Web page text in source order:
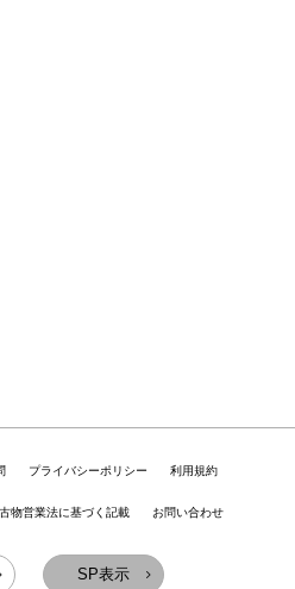
プライバシーポリシー 利用規約
古物営業法に基づく記載 お問い合わせ
SP表示